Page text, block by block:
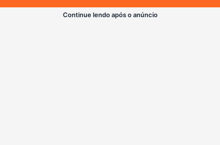
Continue lendo após o anúncio